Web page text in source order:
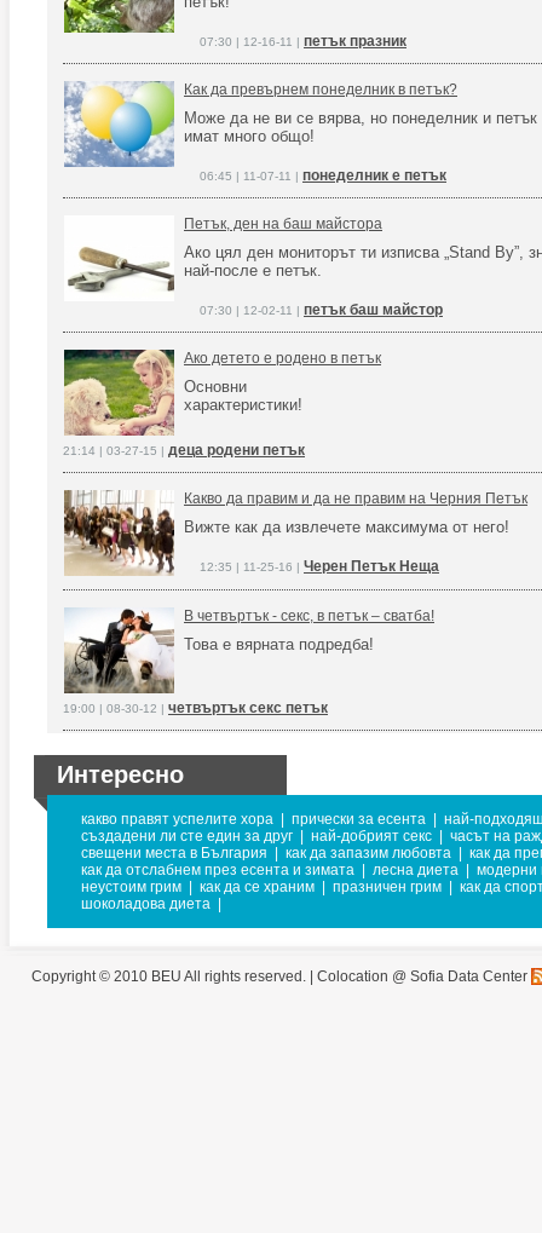
07:30 | 12-16-11 | петък празник
Как да превърнем понеделник в петък?
Може да не ви се вярва, но понеделник и петък
имат много общо!
06:45 | 11-07-11 | понеделник е петък
Петък, ден на баш майстора
Ако цял ден мониторът ти изписва „Stand By”,
най-после е петък.
07:30 | 12-02-11 | петък баш майстор
Ако детето е родено в петък
Основни
характеристики!
21:14 | 03-27-15 | деца родени петък
Какво да правим и да не правим на Черния Петък
Вижте как да извлечете максимума от него!
12:35 | 11-25-16 | Черен Петък Неща
В четвъртък - секс, в петък – сватба!
Това е вярната подредба!
19:00 | 08-30-12 | четвъртък секс петък
Интересно
какво правят успелите хора прически за есента
най-
създадени ли сте един за друг
най-добрият секс
часът на
свещени места в България
как да запазим любовта
как да
как да отслабнем през есента и зимата
лесна диета
модерни
неустоим грим
как да се храним празничен грим
как да
шоколадова диета
Copyright © 2010 BEU All rights reserved. | Colocation @ Sofia Data Center